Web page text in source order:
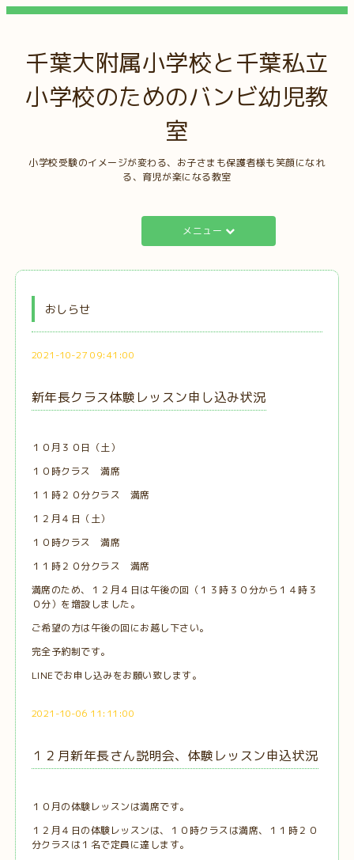
千葉大附属小学校と千葉私立
小学校のためのバンビ幼児教
室
小学校受験のイメージが変わる、お子さまも保護者様も笑顔になれ
る、育児が楽になる教室
メニュー
おしらせ
2021-10-27 09:41:00
新年長クラス体験レッスン申し込み状況
１０月３０日（土）
１０時クラス 満席
１１時２０分クラス 満席
１２月４日（土）
１０時クラス 満席
１１時２０分クラス 満席
満席のため、１２月４日は午後の回（１３時３０分から１４時３
０分）を増設しました。
ご希望の方は午後の回にお越し下さい。
完全予約制です。
LINEでお申し込みをお願い致します。
2021-10-06 11:11:00
１２月新年長さん説明会、体験レッスン申込状況
１０月の体験レッスンは満席です。
１２月４日の体験レッスンは、１０時クラスは満席、１１時２０
分クラスは１名で定員に達します。